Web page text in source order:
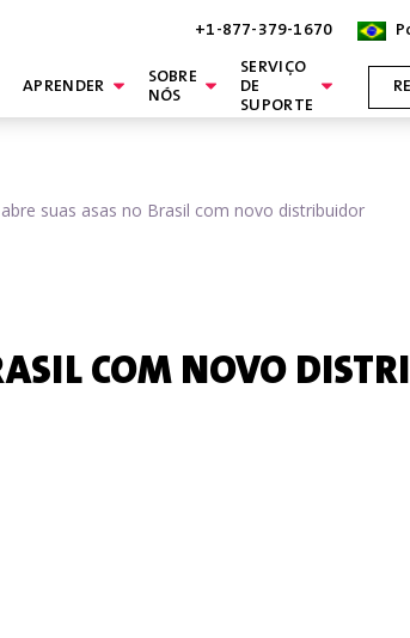
+1-877-379-1670
APRENDER
SOBRE
NÓS
SERVIÇO
DE
SUPORTE
abre suas asas no Brasil com novo distribuidor
COM NOVO